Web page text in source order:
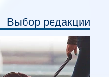
Выбор редакции